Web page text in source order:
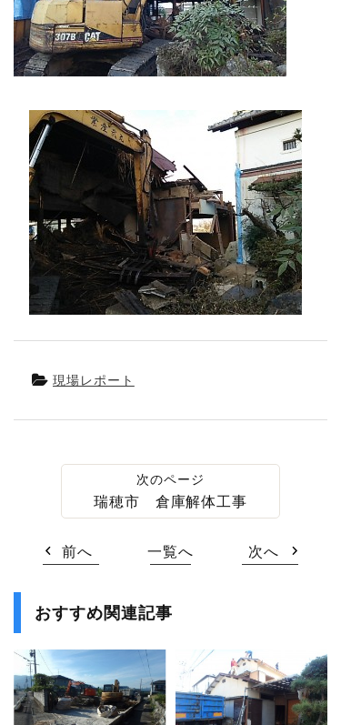
現場レポート
瑞穂市 倉庫解体工事
前へ 一覧へ 次へ
おすすめ関連記事